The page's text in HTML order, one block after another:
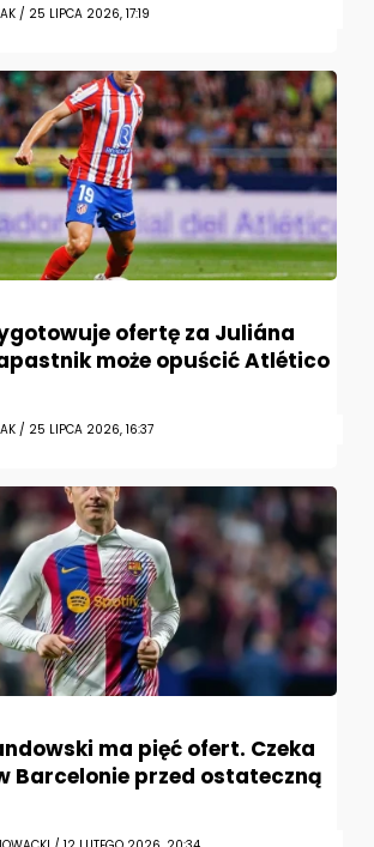
/ 25 LIPCA 2026, 17:19
ofertę za Juliána
może opuścić Atlético
/ 25 LIPCA 2026, 16:37
ma pięć ofert. Czeka
Barcelonie przed ostateczną